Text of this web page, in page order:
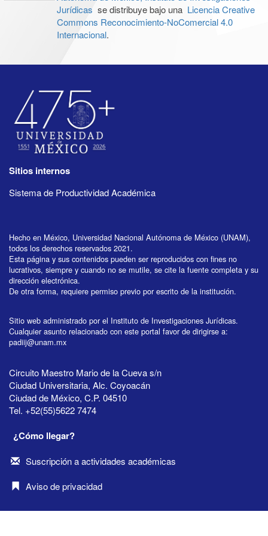
Jurídicas se distribuye bajo una Licencia Creative
Commons Reconocimiento-NoComercial 4.0
Internacional.
Sitios internos
Sistema de Productividad Académica
Hecho en México, Universidad Nacional Autónoma de México (UNAM),
todos los derechos reservados 2021.
Esta página y sus contenidos pueden ser reproducidos con fines no
lucrativos, siempre y cuando no se mutile, se cite la fuente completa y su
dirección electrónica.
De otra forma, requiere permiso previo por escrito de la institución.
Sitio web administrado por el Instituto de Investigaciones Jurídicas.
Cualquier asunto relacionado con este portal favor de dirigirse a:
padiij@unam.mx
Circuito Maestro Mario de la Cueva s/n
Ciudad Universitaria, Alc. Coyoacán
Ciudad de México, C.P. 04510
Tel. +52(55)5622 7474
¿Cómo llegar?
Suscripción a actividades académicas
Aviso de privacidad